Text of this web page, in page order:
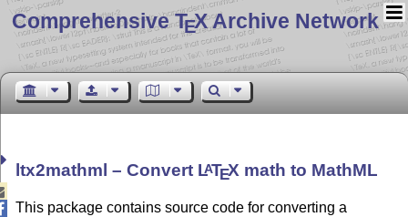
Comprehensive TEX Archive Network
ltx2mathml – Convert LATEX math to MathML
This package contains source code for converting a